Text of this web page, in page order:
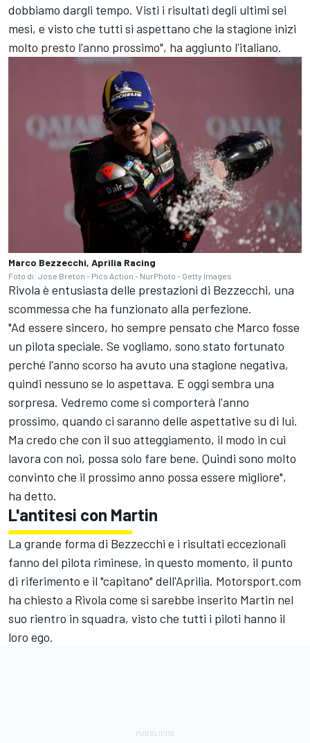
dobbiamo dargli tempo. Visti i risultati degli ultimi sei
mesi, e visto che tutti si aspettano che la stagione inizi
molto presto l'anno prossimo", ha aggiunto l'italiano.
Marco Bezzecchi, Aprilia Racing
Foto di: Jose Breton - Pics Action - NurPhoto - Getty Images
Rivola è entusiasta delle prestazioni di Bezzecchi, una
scommessa che ha funzionato alla perfezione.
"Ad essere sincero, ho sempre pensato che Marco fosse
un pilota speciale. Se vogliamo, sono stato fortunato
perché l'anno scorso ha avuto una stagione negativa,
quindi nessuno se lo aspettava. E oggi sembra una
sorpresa. Vedremo come si comporterà l'anno
prossimo, quando ci saranno delle aspettative su di lui.
Ma credo che con il suo atteggiamento, il modo in cui
lavora con noi, possa solo fare bene. Quindi sono molto
convinto che il prossimo anno possa essere migliore",
ha detto.
L'antitesi con Martin
La grande forma di Bezzecchi e i risultati eccezionali
fanno del pilota riminese, in questo momento, il punto
di riferimento e il "capitano" dell'Aprilia. Motorsport.com
ha chiesto a Rivola come si sarebbe inserito Martin nel
suo rientro in squadra, visto che tutti i piloti hanno il
loro ego.